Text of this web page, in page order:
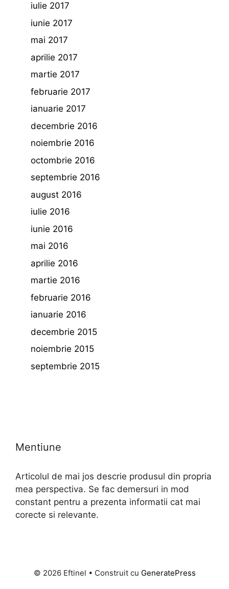
iulie 2017
iunie 2017
mai 2017
aprilie 2017
martie 2017
februarie 2017
ianuarie 2017
decembrie 2016
noiembrie 2016
octombrie 2016
septembrie 2016
august 2016
iulie 2016
iunie 2016
mai 2016
aprilie 2016
martie 2016
februarie 2016
ianuarie 2016
decembrie 2015
noiembrie 2015
septembrie 2015
Mentiune
Articolul de mai jos descrie produsul din propria
mea perspectiva. Se fac demersuri in mod
constant pentru a prezenta informatii cat mai
corecte si relevante.
© 2026 Eftinel • Construit cu GeneratePress